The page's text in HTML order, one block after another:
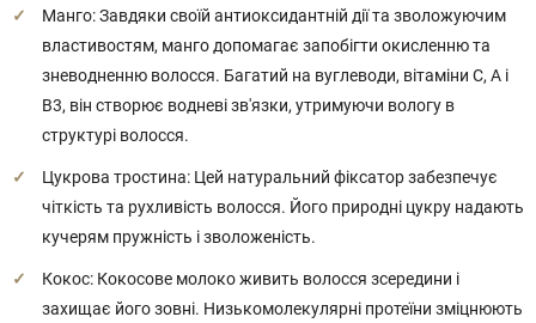
Манго: Завдяки своїй антиоксидантній дії та зволожуючим
властивостям, манго допомагає запобігти окисленню та
зневодненню волосся. Багатий на вуглеводи, вітаміни С, А і
B3, він створює водневі зв'язки, утримуючи вологу в
структурі волосся.
Цукрова тростина: Цей натуральний фіксатор забезпечує
чіткість та рухливість волосся. Його природні цукру надають
кучерям пружність і зволоженість.
Кокос: Кокосове молоко живить волосся зсередини і
захищає його зовні. Низькомолекулярні протеїни зміцнюють